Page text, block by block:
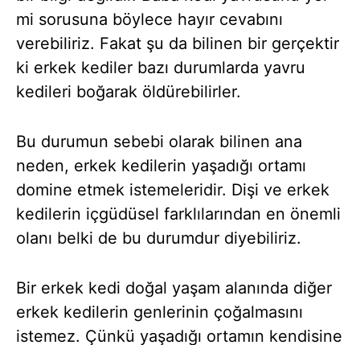
mi sorusuna böylece hayır cevabını
verebiliriz. Fakat şu da bilinen bir gerçektir
ki erkek kediler bazı durumlarda yavru
kedileri boğarak öldürebilirler.
Bu durumun sebebi olarak bilinen ana
neden, erkek kedilerin yaşadığı ortamı
domine etmek istemeleridir. Dişi ve erkek
kedilerin içgüdüsel farklılarından en önemli
olanı belki de bu durumdur diyebiliriz.
Bir erkek kedi doğal yaşam alanında diğer
erkek kedilerin genlerinin çoğalmasını
istemez. Çünkü yaşadığı ortamın kendisine